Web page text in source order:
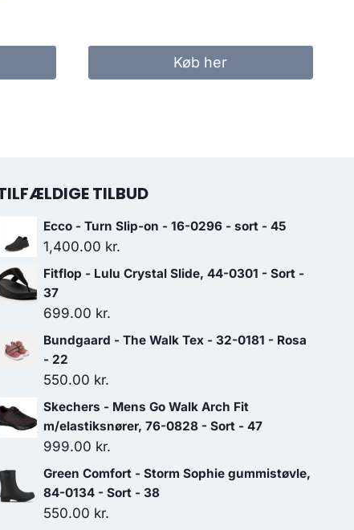
Køb her
TILBUD
Ecco - Turn Slip-on - 16-0296 - sort - 45
1,400.00 kr.
Fitflop - Lulu Crystal Slide, 44-0301 - Sort -
37
699.00 kr.
Bundgaard - The Walk Tex - 32-0181 - Rosa
- 22
550.00 kr.
Skechers - Mens Go Walk Arch Fit
m/elastiksnører, 76-0828 - Sort - 47
999.00 kr.
Green Comfort - Storm Sophie gummistøvle,
84-0134 - Sort - 38
550.00 kr.